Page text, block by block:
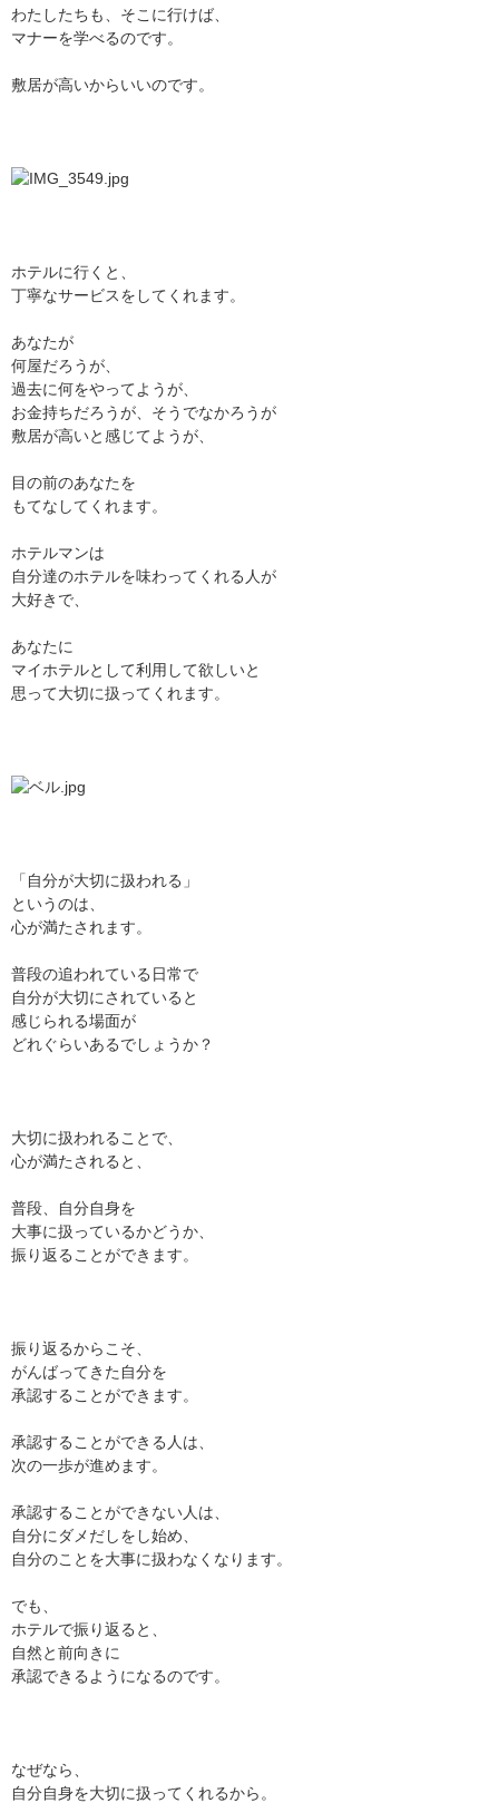
わたしたちも、そこに行けば、
マナーを学べるのです。
敷居が高いからいいのです。
ホテルに行くと、
丁寧なサービスをしてくれます。
あなたが
何屋だろうが、
過去に何をやってようが、
お金持ちだろうが、そうでなかろうが
敷居が高いと感じてようが、
目の前のあなたを
もてなしてくれます。
ホテルマンは
自分達のホテルを味わってくれる人が
大好きで、
あなたに
マイホテルとして利用して欲しいと
思って大切に扱ってくれます。
「自分が大切に扱われる」
というのは、
心が満たされます。
普段の追われている日常で
自分が大切にされていると
感じられる場面が
どれぐらいあるでしょうか？
大切に扱われることで、
心が満たされると、
普段、自分自身を
大事に扱っているかどうか、
振り返ることができます。
振り返るからこそ、
がんばってきた自分を
承認することができます。
承認することができる人は、
次の一歩が進めます。
承認することができない人は、
自分にダメだしをし始め、
自分のことを大事に扱わなくなります。
でも、
ホテルで振り返ると、
自然と前向きに
承認できるようになるのです。
なぜなら、
自分自身を大切に扱ってくれるから。